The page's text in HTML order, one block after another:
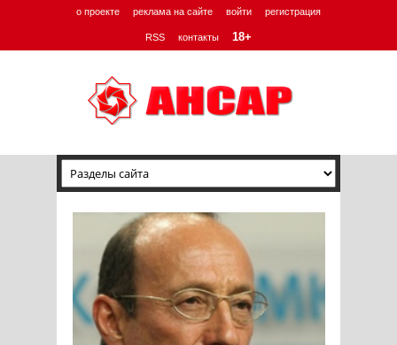
о проекте реклама на сайте войти регистрация
RSS контакты 18+